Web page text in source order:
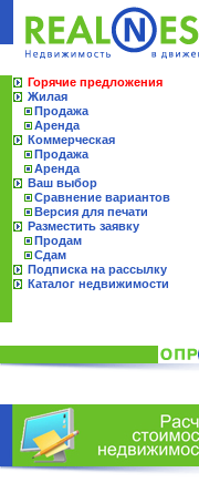
Горячие предложения
Жилая
Продажа
Аренда
Коммерческая
Продажа
Аренда
Ваш выбор
Сравнение вариантов
Версия для печати
Разместить заявку
Продам
Сдам
Подписка на рассылку
Каталог недвижимости